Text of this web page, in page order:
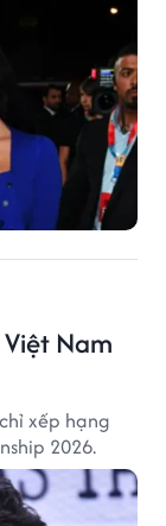
Nam
xếp hạng
2026.